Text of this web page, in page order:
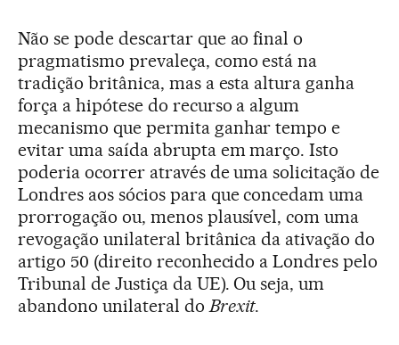
Não se pode descartar que ao final o
pragmatismo prevaleça, como está na
tradição britânica, mas a esta altura ganha
força a hipótese do recurso a algum
mecanismo que permita ganhar tempo e
evitar uma saída abrupta em março. Isto
poderia ocorrer através de uma solicitação de
Londres aos sócios para que concedam uma
prorrogação ou, menos plausível, com uma
revogação unilateral britânica da ativação do
artigo 50 (direito reconhecido a Londres pelo
Tribunal de Justiça da UE). Ou seja, um
abandono unilateral doBrexit.